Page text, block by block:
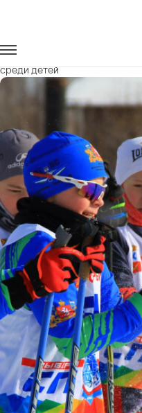
Открытые областные
среди детей